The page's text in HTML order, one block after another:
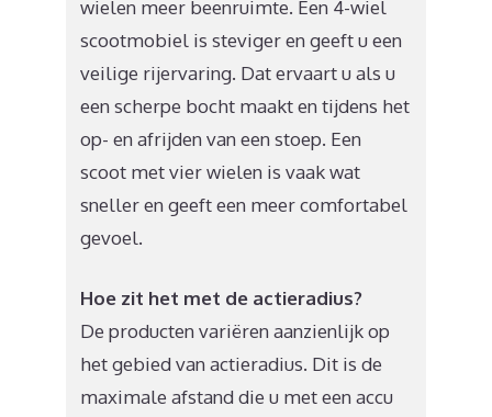
wielen meer beenruimte. Een 4-wiel
scootmobiel is steviger en geeft u een
veilige rijervaring. Dat ervaart u als u
een scherpe bocht maakt en tijdens het
op- en afrijden van een stoep. Een
scoot met vier wielen is vaak wat
sneller en geeft een meer comfortabel
gevoel.
Hoe zit het met de actieradius?
De producten variëren aanzienlijk op
het gebied van actieradius. Dit is de
maximale afstand die u met een accu